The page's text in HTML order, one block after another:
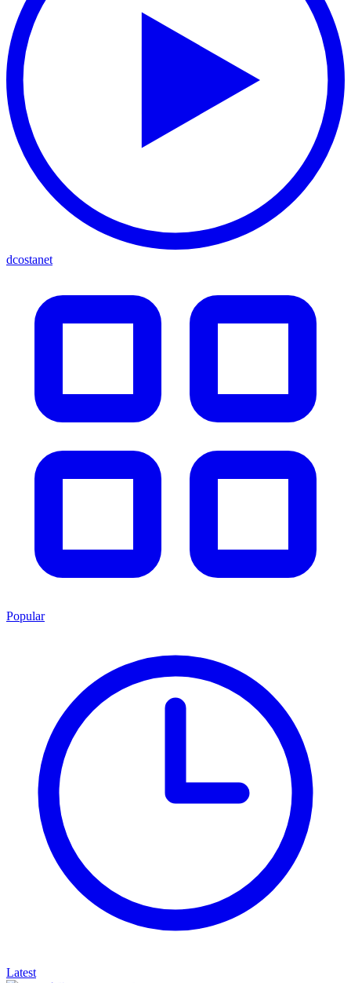
dcostanet
Popular
Latest